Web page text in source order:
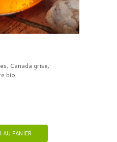
Canada grise,
bio
AU PANIER